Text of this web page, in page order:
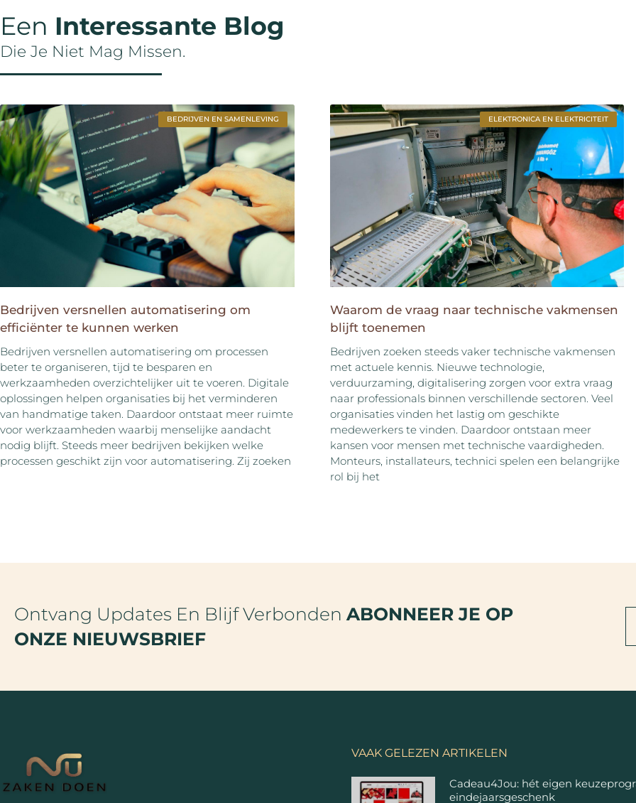
Een Interessante Blog
Die Je Niet Mag Missen.
BEDRIJVEN EN SAMENLEVING
Bedrijven versnellen automatisering om
efficiënter te kunnen werken
Bedrijven versnellen automatisering om processen
beter te organiseren, tijd te besparen en
werkzaamheden overzichtelijker uit te voeren. Digitale
oplossingen helpen organisaties bij het verminderen
van handmatige taken. Daardoor ontstaat meer ruimte
voor werkzaamheden waarbij menselijke aandacht
nodig blijft. Steeds meer bedrijven bekijken welke
processen geschikt zijn voor automatisering. Zij zoeken
ELEKTRONICA EN ELEKTRICITEIT
Waarom de vraag naar technische vakmensen
blijft toenemen
Bedrijven zoeken steeds vaker technische vakmensen
met actuele kennis. Nieuwe technologie,
verduurzaming, digitalisering zorgen voor extra vraag
naar professionals binnen verschillende sectoren. Veel
organisaties vinden het lastig om geschikte
medewerkers te vinden. Daardoor ontstaan meer
kansen voor mensen met technische vaardigheden.
Monteurs, installateurs, technici spelen een belangrijke
rol bij het
Ontvang Updates En Blijf Verbonden ABONNEER JE OP
ONZE NIEUWSBRIEF
VAAK GELEZEN ARTIKELEN
Cadeau4Jou: hét eigen
eindejaarsgeschenk